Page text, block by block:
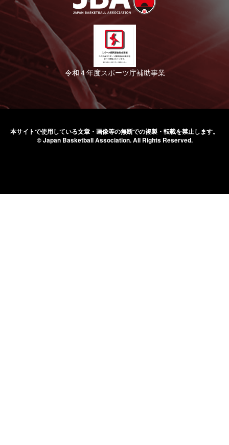
令和４年度スポーツ庁補助事業
本サイトで使用している文章・画像等の無断での複製・転載を禁止します。
© Japan Basketball Association.All Rights Reserved.